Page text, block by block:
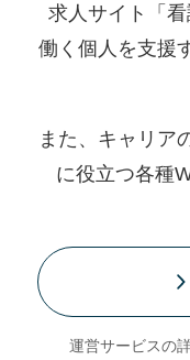
求人サイト「看
働く個人を支援
また、キャリア
に役立つ各種
運営サービスの